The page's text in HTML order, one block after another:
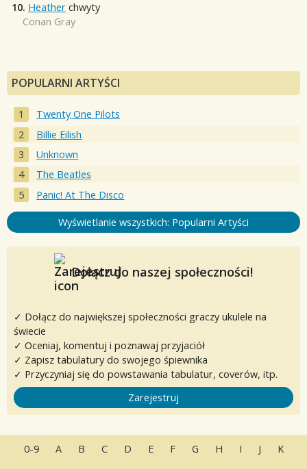
10. Heather chwyty
Conan Gray
POPULARNI ARTYŚCI
Twenty One Pilots
Billie Eilish
Unknown
The Beatles
Panic! At The Disco
Wyświetlanie wszystkich: Popularni Artyści
Dołącz do naszej społeczności!
✓ Dołącz do największej społeczności graczy ukulele na
świecie
✓ Oceniaj, komentuj i poznawaj przyjaciół
✓ Zapisz tabulatury do swojego śpiewnika
✓ Przyczyniaj się do powstawania tabulatur, coverów, itp.
Zarejestruj
0-9 A B C D E F G H I J
K